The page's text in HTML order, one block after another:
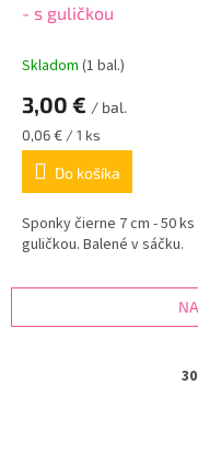
- s guličkou
Skladom (1 bal.)
3,00 € / bal.
Jednotková
cena:
0,06 € / 1 ks
Do košíka
Sponky čierne 7 cm - 50 ks
guličkou. Balené v sáčku.
30